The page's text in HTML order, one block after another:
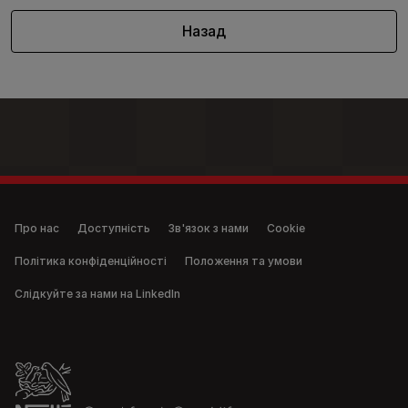
Назад
Legal (anonymous)
Про нас Доступність Зв'язок з нами Cookie
Політика конфіденційності Положення та умови
Слідкуйте за нами на LinkedIn